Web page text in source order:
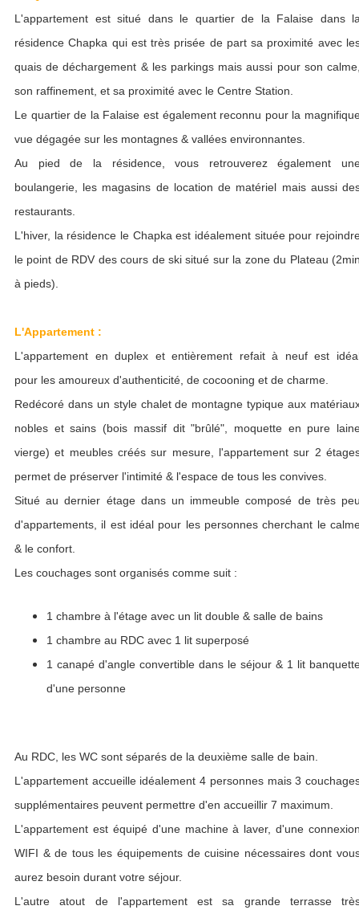
L'appartement est situé dans le quartier de la Falaise dans
résidence Chapka qui est très prisée de part sa proximité avec
quais de déchargement & les parkings mais aussi pour son
son raffinement, et sa proximité avec le Centre Station.
Le quartier de la Falaise est également reconnu pour la
vue dégagée sur les montagnes & vallées environnantes.
Au pied de la résidence, vous retrouverez également
boulangerie, les magasins de location de matériel mais aussi
restaurants.
L'hiver, la résidence le Chapka est idéalement située pour
le point de RDV des cours de ski situé sur la zone du Plateau
à pieds).
L'Appartement :
L'appartement en duplex et entièrement refait à neuf est
pour les amoureux d'authenticité, de cocooning et de charme.
Redécoré dans un style chalet de montagne typique aux
nobles et sains (bois massif dit "brûlé", moquette en pure
vierge) et meubles créés sur mesure, l'appartement sur 2
permet de préserver l'intimité & l'espace de tous les convives.
Situé au dernier étage dans un immeuble composé de très
d'appartements, il est idéal pour les personnes cherchant le
& le confort.
Les couchages sont organisés comme suit :
1 chambre à l'étage avec un lit double & salle de bains
1 chambre au RDC avec 1 lit superposé
1 canapé d'angle convertible dans le séjour & 1 lit
d'une personne
Au RDC, les WC sont séparés de la deuxième salle de bain.
L'appartement accueille idéalement 4 personnes mais 3
supplémentaires peuvent permettre d'en accueillir 7 maximum.
L'appartement est équipé d'une machine à laver, d'une
WIFI & de tous les équipements de cuisine nécessaires dont
aurez besoin durant votre séjour.
L'autre atout de l'appartement est sa grande terrasse